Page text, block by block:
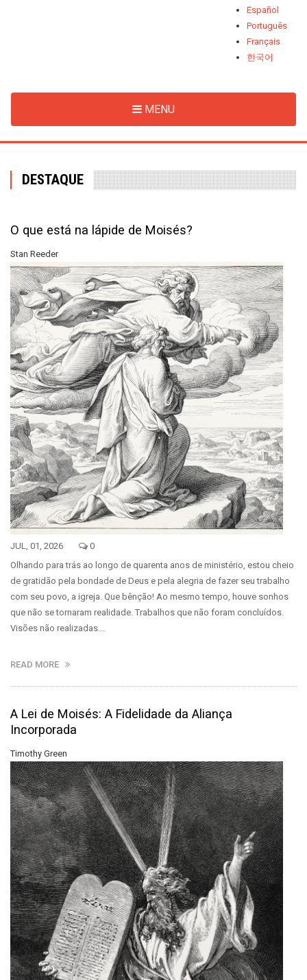
Español
Português
Français
한국어
MENU
DESTAQUE
O que está na lápide de Moisés?
Stan Reeder
JUL, 01, 2026
0
Olhando para trás ao longo de quarenta anos de ministério, estou cheio
de gratidão pela bondade de Deus e pela alegria de fazer seu trabalho
com seu povo, a igreja. Que bênção! Ao mesmo tempo, houve sonhos
que não se tornaram realidade. Trabalhos que não foram concluídos.
Visões não realizadas.…
READ MORE
A Lei de Moisés: A Fidelidade da Aliança
Incorporada
Timothy Green